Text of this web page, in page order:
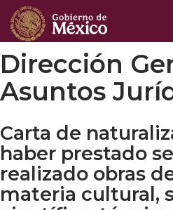
Dirección
Asuntos
Carta de
haber prestado
realizado obras
materia cultural,